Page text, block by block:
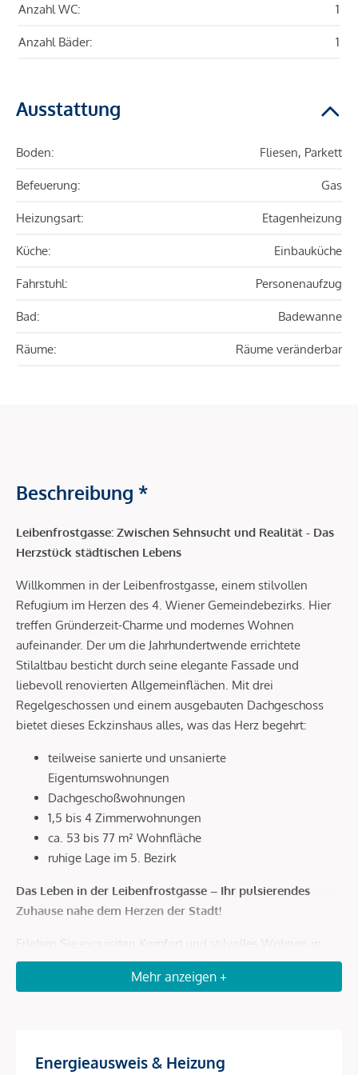
Anzahl WC: 1
Anzahl Bäder: 1
Ausstattung
Boden: Fliesen, Parkett
Befeuerung: Gas
Heizungsart: Etagenheizung
Küche: Einbauküche
Fahrstuhl: Personenaufzug
Bad: Badewanne
Räume: Räume veränderbar
Beschreibung *
Leibenfrostgasse: Zwischen Sehnsucht und Realität - Das
Herzstück städtischen Lebens
Willkommen in der Leibenfrostgasse, einem stilvollen
Refugium im Herzen des 4. Wiener Gemeindebezirks. Hier
treffen Gründerzeit-Charme und modernes Wohnen
aufeinander. Der um die Jahrhundertwende errichtete
Stilaltbau besticht durch seine elegante Fassade und
liebevoll renovierten Allgemeinflächen. Mit drei
Regelgeschossen und einem ausgebauten Dachgeschoss
bietet dieses Eckzinshaus alles, was das Herz begehrt:
teilweise sanierte und unsanierte
Eigentumswohnungen
Dachgeschoßwohnungen
1,5 bis 4 Zimmerwohnungen
ca. 53 bis 77 m² Wohnfläche
ruhige Lage im 5. Bezirk
Das Leben in der Leibenfrostgasse – Ihr pulsierendes
Zuhause nahe dem Herzen der Stadt!
Erleben Sie exquisiten Komfort und stilvolles Wohnen in
unmittelbarer Nähe zum Zentrum. Genießen Sie die grünen
Oasen der umliegenden Parkanlagen und lassen Sie sich
Einkaufsbummel – hier ist alles möglich. Der Karlsplatz,
Mehr anzeigen +
Energieausweis & Heizung